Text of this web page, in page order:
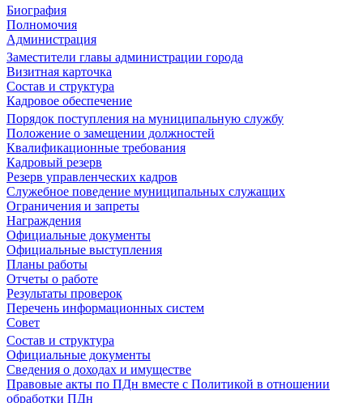
Биография
Полномочия
Администрация
Заместители главы администрации города
Визитная карточка
Состав и структура
Кадровое обеспечение
Порядок поступления на муниципальную службу
Положение о замещении должностей
Квалификационные требования
Кадровый резерв
Резерв управленческих кадров
Служебное поведение муниципальных служащих
Ограничения и запреты
Награждения
Официальные документы
Официальные выступления
Планы работы
Отчеты о работе
Результаты проверок
Перечень информационных систем
Совет
Состав и структура
Официальные документы
Сведения о доходах и имуществе
Правовые акты по ПДн вместе с Политикой в отношении
обработки ПДн